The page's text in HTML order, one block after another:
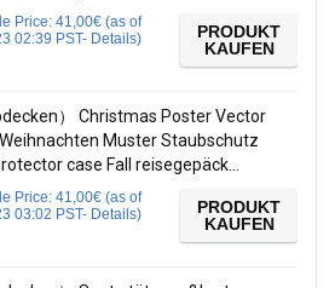
Price: 41,00€ (as of
02:39 PST- Details)
PRODUKT
KAUFEN
） Christmas Poster Vector
Muster Staubschutz
case Fall reisegepäck…
Price: 41,00€ (as of
03:02 PST- Details)
PRODUKT
KAUFEN